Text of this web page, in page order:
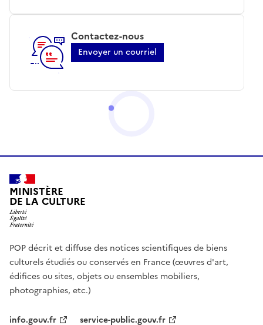
Contactez-nous
Envoyer un courriel
MINISTÈRE
DE LA CULTURE
POP décrit et diffuse des notices scientifiques de biens
culturels étudiés ou conservés en France (œuvres d'art,
édifices ou sites, objets ou ensembles mobiliers,
photographies, etc.)
info.gouv.fr service-public.gouv.fr